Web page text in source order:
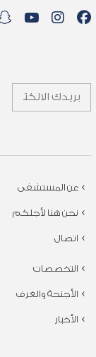
عن المستشفى
نحن هنا لأجلكم
اتصال
التخصصات
الأجنحة والغرف
الأخبار